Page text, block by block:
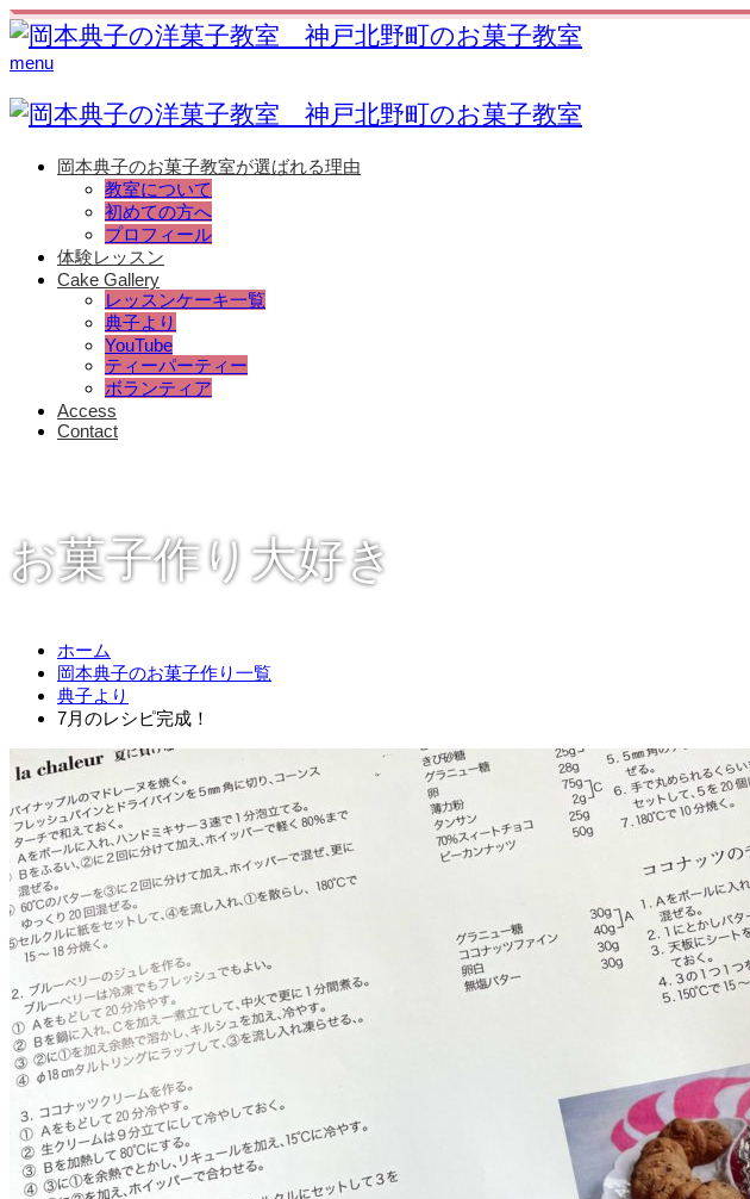
menu
岡本典子のお菓子教室が選ばれる理由
教室について
初めての方へ
プロフィール
体験レッスン
Cake Gallery
レッスンケーキ一覧
典子より
YouTube
ティーパーティー
ボランティア
Access
Contact
お菓子作り大好き
ホーム
岡本典子のお菓子作り一覧
典子より
7月のレシピ完成！